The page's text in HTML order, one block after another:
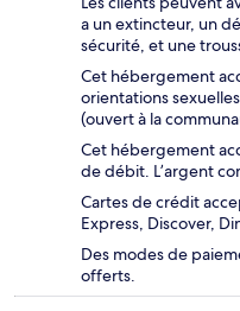
a un extincteur, un
sécurité, et une
Cet hébergement
orientations
(ouvert à la
Cet hébergement
de débit. L’argent
Cartes de crédit
Express, Discover,
Des modes de
offerts.